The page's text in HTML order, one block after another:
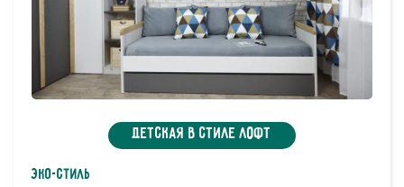
Детская в стиле Лофт
ЭКО-стиль